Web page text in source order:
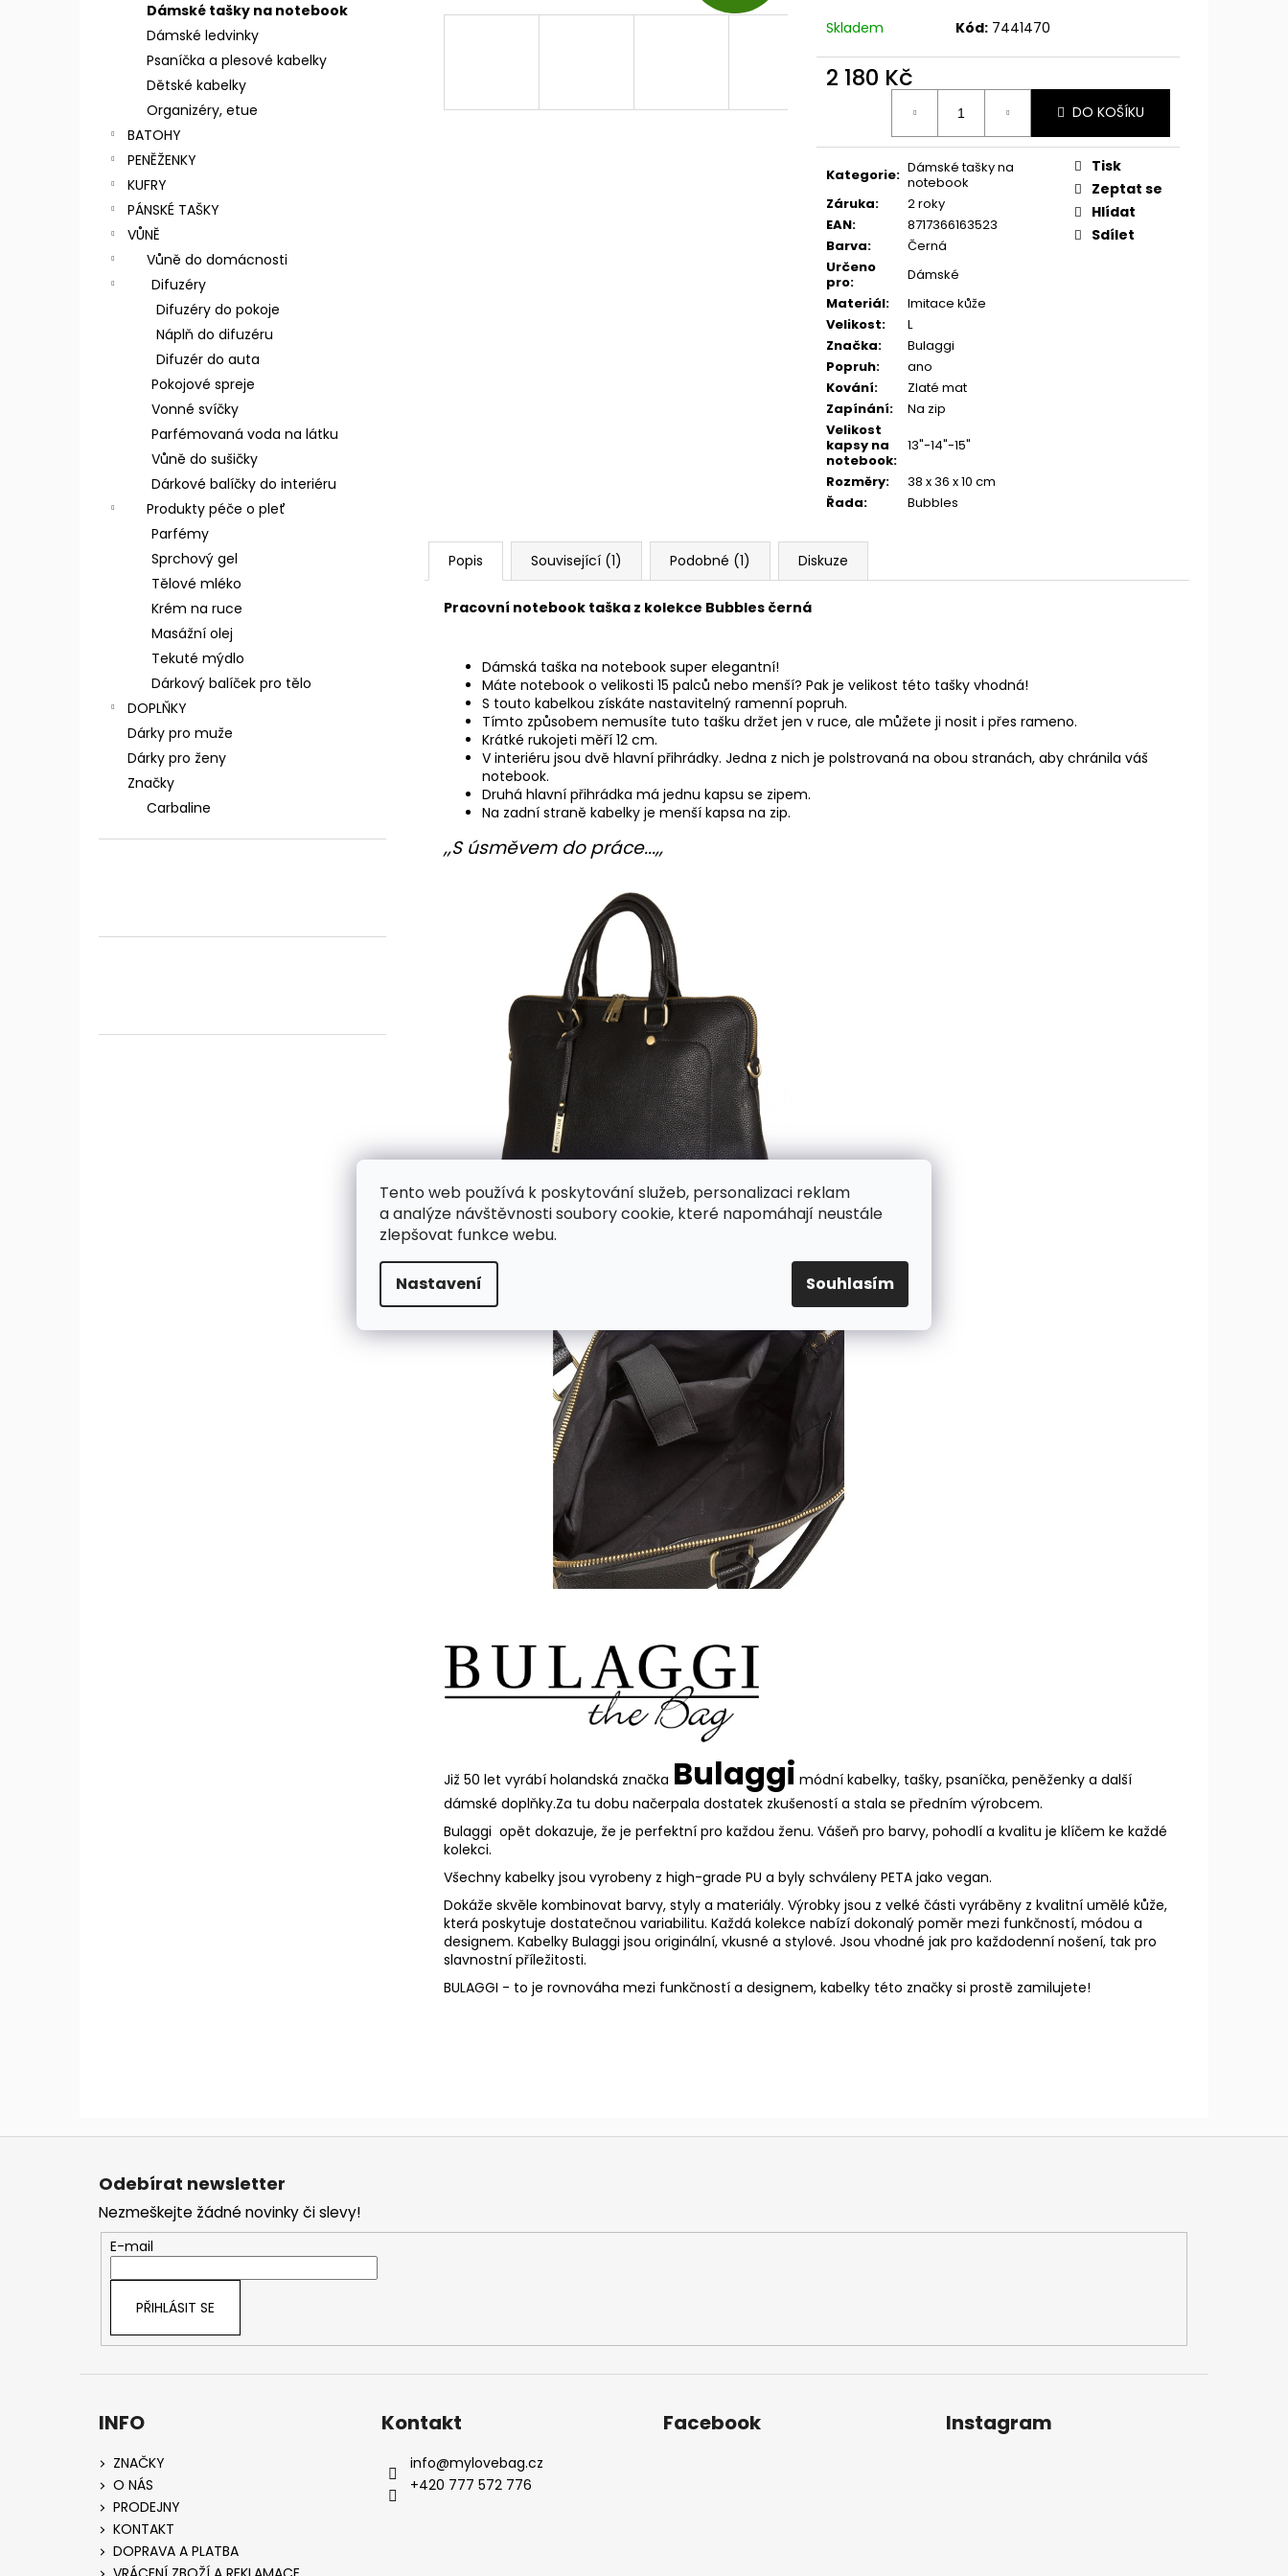
Tento web používá k poskytování služeb, personalizaci reklam
a analýze návštěvnosti soubory cookie, které napomáhají neustále
zlepšovat funkce webu.
Nastavení Souhlasím
Dámské tašky na notebook
Dámské ledvinky
Psaníčka a plesové kabelky
Dětské kabelky
Organizéry, etue
BATOHY
PENĚŽENKY
KUFRY
PÁNSKÉ TAŠKY
VŮNĚ
Vůně do domácnosti
Difuzéry
Difuzéry do pokoje
Náplň do difuzéru
Difuzér do auta
Pokojové spreje
Vonné svíčky
Parfémovaná voda na látku
Vůně do sušičky
Dárkové balíčky do interiéru
Produkty péče o pleť
Parfémy
Sprchový gel
Tělové mléko
Krém na ruce
Masážní olej
Tekuté mýdlo
Dárkový balíček pro tělo
DOPLŇKY
Dárky pro muže
Dárky pro ženy
Značky
Carbaline
Skladem Kód: 7441470
2 180 Kč
DO KOŠÍKU
Kategorie: Dámské tašky na
notebook
Záruka:
2 roky
EAN:
8717366163523
Barva:
Černá
Určeno
pro:
Dámské
Materiál:
Imitace kůže
Velikost:
L
Značka:
Bulaggi
Popruh:
ano
Kování:
Zlaté mat
Zapínání:
Na zip
Velikost
kapsy na
notebook:
13"-14"-15"
Rozměry:
38 x 36 x 10 cm
Řada: Bubbles
Tisk
Zeptat se
Hlídat
Sdílet
D
A
Popis Související (1) Podobné (1) Diskuze
Pracovní notebook taška z kolekce Bubbles černá
Dámská taška na notebook super elegantní!
Máte notebook o velikosti 15 palců nebo menší? Pak je velikost této tašky vhodná!
S touto kabelkou získáte nastavitelný ramenní popruh.
Tímto způsobem nemusíte tuto tašku držet jen v ruce, ale můžete ji nosit i přes rameno.
Krátké rukojeti měří 12 cm.
V interiéru jsou dvě hlavní přihrádky. Jedna z nich je polstrovaná na obou stranách, aby chránila váš
notebook.
Druhá hlavní přihrádka má jednu kapsu se zipem.
Na zadní straně kabelky je menší kapsa na zip.
,,S úsměvem do práce...,,
Již 50 let vyrábí holandská značka Bulaggi módní kabelky, tašky, psaníčka, peněženky a další
dámské doplňky.Za tu dobu načerpala dostatek zkušeností a stala se předním výrobcem.
Bulaggi opět dokazuje, že je perfektní pro každou ženu. Vášeň pro barvy, pohodlí a kvalitu je klíčem ke každé
kolekci.
Všechny kabelky jsou vyrobeny z high-grade PU a byly schváleny PETA jako vegan.
Dokáže skvěle kombinovat barvy, styly a materiály. Výrobky jsou z velké části vyráběny z kvalitní umělé kůže,
která poskytuje dostatečnou variabilitu. Každá kolekce nabízí dokonalý poměr mezi funkčností, módou a
designem. Kabelky Bulaggi jsou originální, vkusné a stylové. Jsou vhodné jak pro každodenní nošení, tak pro
slavnostní příležitosti.
BULAGGI - to je rovnováha mezi funkčností a designem, kabelky této značky si prostě zamilujete!
Z
Odebírat newsletter
Nezmeškejte žádné novinky či slevy!
E-mail
PŘIHLÁSIT SE
INFO
ZNAČKY
O NÁS
PRODEJNY
KONTAKT
DOPRAVA A PLATBA
Kontakt
info@mylovebag.cz
+420 777 572 776
Facebook Instagram